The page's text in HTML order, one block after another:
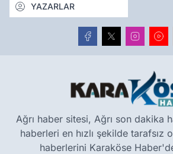
YAZARLAR
Ağrı haber sitesi, Ağrı son dakika
haberleri en hızlı şekilde tarafsız
haberlerini Karaköse